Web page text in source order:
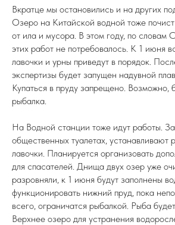
Вкратце мы остановились и на других
Озеро на Китайской водной тоже
от ила и мусора. В этом году, по словам
этих работ не потребовалось. К 1 июня
лавочки и урны приведут в порядок.
экспертизы будет запущен надувной
Купаться в пруду запрещено. Возможно,
рыбалка.
На Водной станции тоже идут работы.
общественных туалетах, устанавливают
лавочки. Планируется организовать
для спасателей. Днища двух озер уже
разровняли, к 1 июня будут заполнены
функционировать нижний пруд, пока
всего, ограничатся рыбалкой. Рыба
Верхнее озеро для устранения